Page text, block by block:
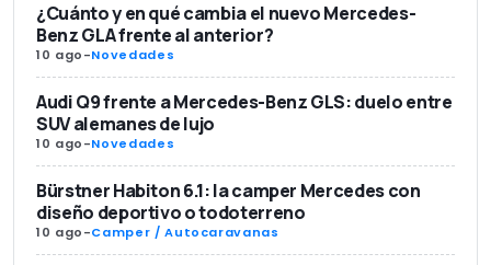
¿Cuánto y en qué cambia el nuevo Mercedes-
Benz GLA frente al anterior?
10 ago-Novedades
Audi Q9 frente a Mercedes-Benz GLS: duelo entre
SUV alemanes de lujo
10 ago-Novedades
Bürstner Habiton 6.1: la camper Mercedes con
diseño deportivo o todoterreno
10 ago-Camper / Autocaravanas